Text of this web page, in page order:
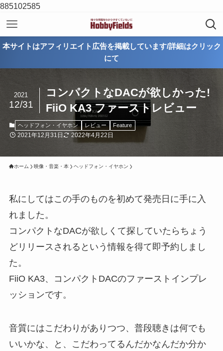
885102585
本サイトはアフィリエイト広告を掲載しています/詳細はクリック
にて
コンパクトなDACが欲しかった!
FiiO KA3 ファーストレビュー
2021
12/31
ヘッドフォン・イヤホン レビュー Feature
2021年12月31日 2022年4月22日
ホーム 映像・音楽・本 ヘッドフォン・イヤホン
私にしてはこの手のものを初めて発売日に手に入
れました。
コンパクトなDACが欲しくて探していたらちょう
どリリースされるという情報を得て即予約しまし
た。
FiiO KA3、コンパクトDACのファーストインプレ
ッションです。
音質にはこだわりがありつつ、普段聴きは何でも
いいかな、と、こだわってるんだかなんだか分か